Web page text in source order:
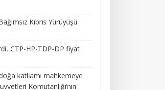
Kıbrıs Yürüyüşü
CTP-HP-TDP-DP fiyat
katliamı mahkemeye
Komutanlığı’nın